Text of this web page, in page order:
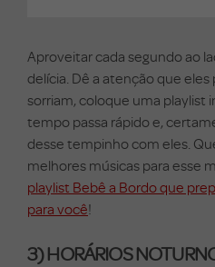
Aproveitar cada segundo ao
delícia. Dê a atenção que
sorriam, coloque uma playlist
tempo passa rápido e,
desse tempinho com eles.
melhores músicas para esse
playlist Bebê a Bordo que
para você!
3) HORÁRIOS